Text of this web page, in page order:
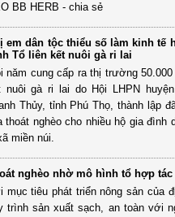
BB HERB - chia sẻ
em dân tộc thiểu số làm kinh tế
Tổ liên kết nuôi gà ri lai
năm cung cấp ra thị trường
nuôi gà ri lai do Hội LHPN
Thủy, tỉnh Phú Thọ, thành lập
thoát nghèo cho nhiều hộ gia đình
miền núi.
nghèo nhờ mô hình tổ hợp tác
mục tiêu phát triển nông sản của
trình sản xuất sạch, an toàn với